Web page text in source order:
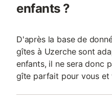
enfants ?
D'après la base de
gîtes à Uzerche sont
enfants, il ne sera donc
gîte parfait pour vous et